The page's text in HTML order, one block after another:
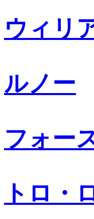
ウィリ
ルノー
フォー
トロ・